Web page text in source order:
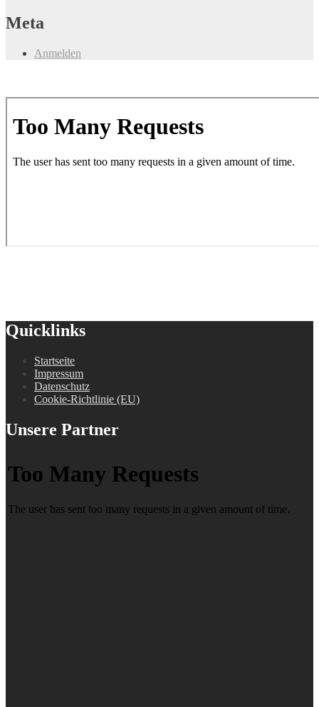
Meta
Anmelden
Quicklinks
Startseite
Impressum
Datenschutz
Cookie-Richtlinie (EU)
Unsere Partner